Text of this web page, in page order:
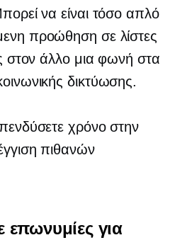
να είναι τόσο απλό
προώθηση σε λίστες
στον άλλο μια φωνή στα
δικτύωσης.
χρόνο στην
πιθανών
επωνυμίες για